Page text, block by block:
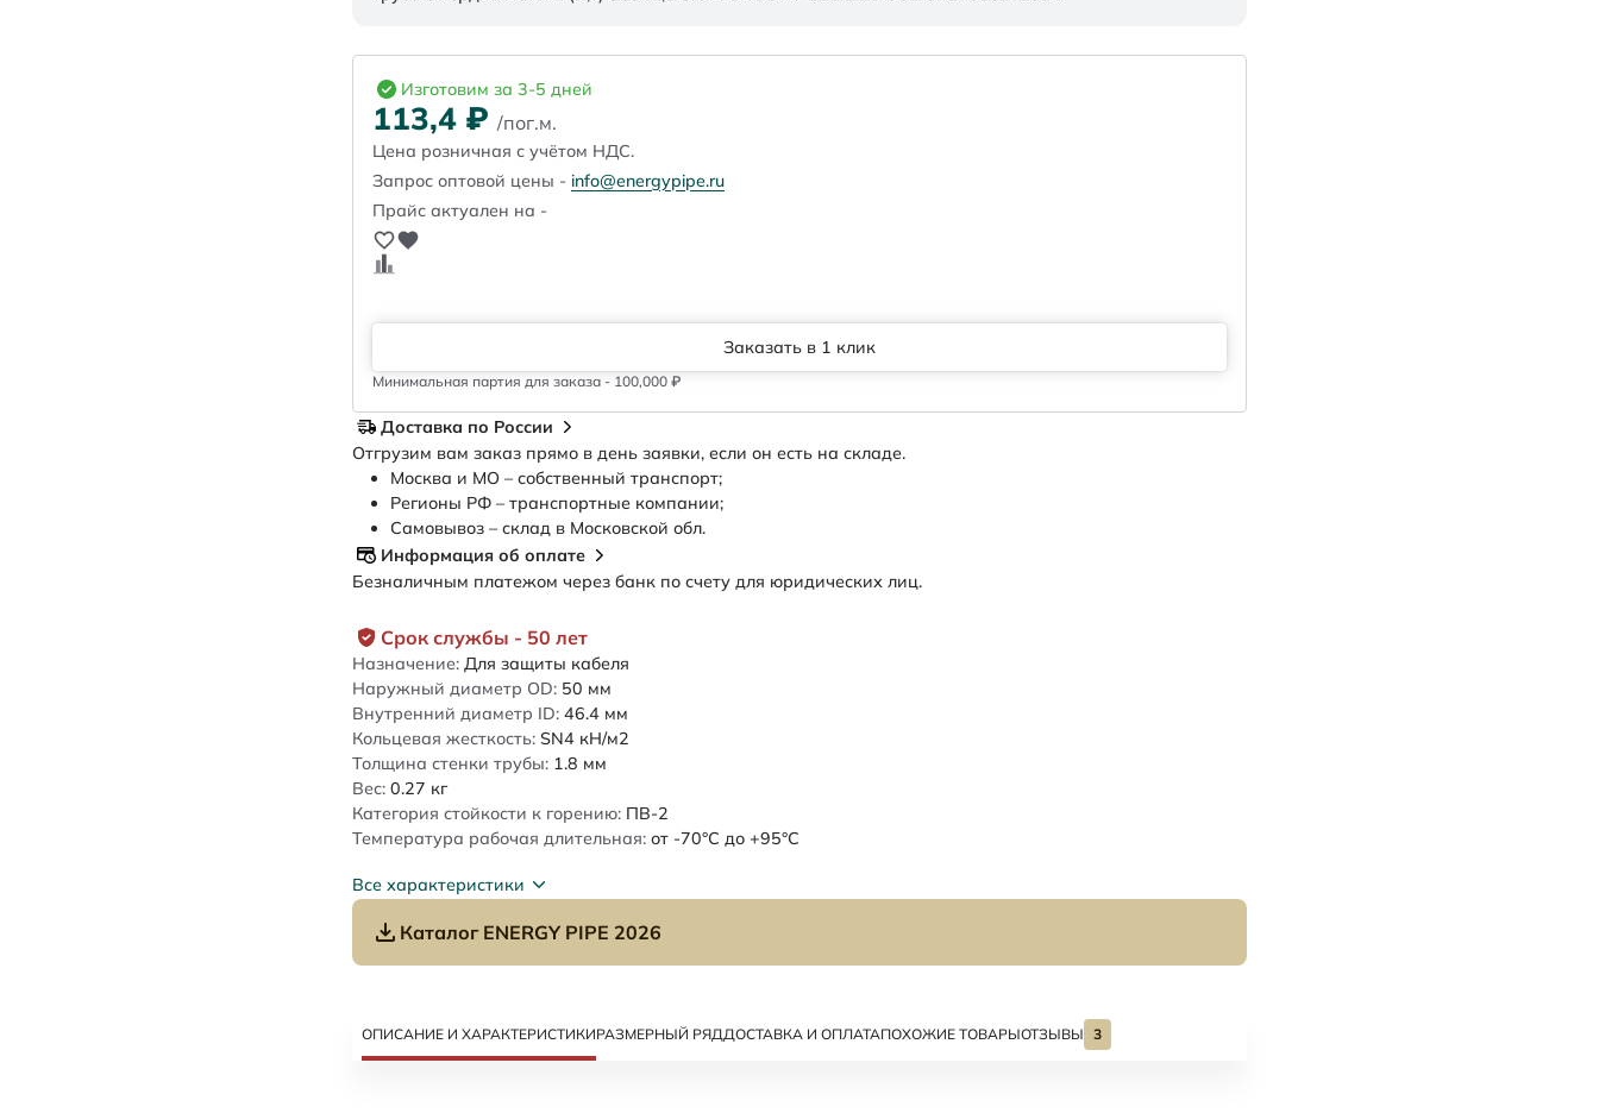
Срок службы - 50 лет
Назначение: Для защиты кабеля
Наружный диаметр OD: 50 мм
Внутренний диаметр ID: 46.4 мм
Кольцевая жесткость: SN4 кН/м2
Толщина стенки трубы: 1.8 мм
Вес: 0.27 кг
Категория стойкости к горению: ПВ-2
Температура рабочая длительная: от -70°C до +95°C
Все характеристики
Каталог ENERGY PIPE 2026
Изготовим за 3-5 дней
113,4 ₽ /пог.м.
Цена розничная с учётом НДС.
Запрос оптовой цены - info@energypipe.ru
Прайс актуален на -
Заказать в 1 клик
Минимальная партия для заказа - 100,000 ₽
Доставка по России
Отгрузим вам заказ прямо в день заявки, если он есть на складе.
Москва и МО – собственный транспорт;
Регионы РФ – транспортные компании;
Самовывоз – склад в Московской обл.
Информация об оплате
Безналичным платежом через банк по счету для юридических лиц.
ОПИСАНИЕ И ХАРАКТЕРИСТИКИРАЗМЕРНЫЙ РЯДДОСТАВКА И ОПЛАТАПОХОЖИЕ ТОВАРЫОТЗЫВЫ 3